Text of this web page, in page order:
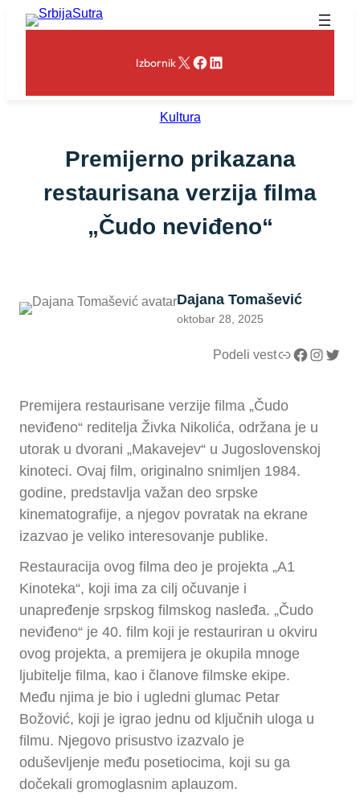
Skoči
IzbornikX Facebook
LinkedIn
Kultura
Premijerno prikazana
restaurisana verzija filma
„Čudo neviđeno“
Dajana Tomašević
oktobar 28, 2025
Podeli vestLink Facebook InstagramTwitter
Premijera restaurisane verzije filma „Čudo
neviđeno“ reditelja Živka Nikolića, održana je u
utorak u dvorani „Makavejev“ u Jugoslovenskoj
kinoteci. Ovaj film, originalno snimljen 1984.
godine, predstavlja važan deo srpske
kinematografije, a njegov povratak na ekrane
izazvao je veliko interesovanje publike.
Restauracija ovog filma deo je projekta „A1
Kinoteka“, koji ima za cilj očuvanje i
unapređenje srpskog filmskog nasleđa. „Čudo
neviđeno“ je 40. film koji je restauriran u okviru
ovog projekta, a premijera je okupila mnoge
ljubitelje filma, kao i članove filmske ekipe.
Među njima je bio i ugledni glumac Petar
Božović, koji je igrao jednu od ključnih uloga u
filmu. Njegovo prisustvo izazvalo je
oduševljenje među posetiocima, koji su ga
dočekali gromoglasnim aplauzom.